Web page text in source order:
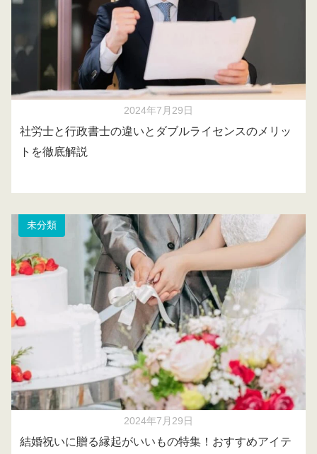
2024年7月29日
社労士と行政書士の違いとダブルライセンスのメリッ
トを徹底解説
未分類
2024年7月29日
結婚祝いに贈る縁起がいいもの特集！おすすめアイテ